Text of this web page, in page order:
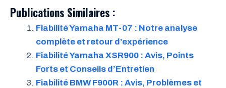
Publications Similaires :
Fiabilité Yamaha MT-07 : Notre analyse
complète et retour d’expérience
Fiabilité Yamaha XSR900 : Avis, Points
Forts et Conseils d’Entretien
Fiabilité BMW F900R : Avis, Problèmes et